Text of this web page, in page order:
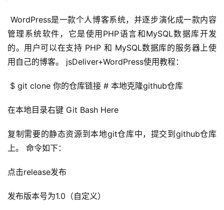
管理系统软件，它是使用PHP语言和MySQL数据库开发
的。用户可以在支持 PHP 和 MySQL数据库的服务器上使
用自己的博客。 jsDeliver+WordPress使用教程：
$ git clone 你的仓库链接 # 本地克隆github仓库
在本地目录右键 Git Bash Here
复制需要的静态资源到本地git仓库中，提交到github仓库
上。 命令如下：
点击release发布
发布版本号为1.0（自定义）